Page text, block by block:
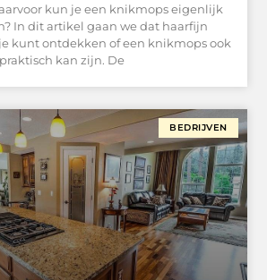
kun je een knikmops eigenlijk
In dit artikel gaan we dat haarfijn
kunt ontdekken of een knikmops ook
kan zijn. De
BEDRIJVEN